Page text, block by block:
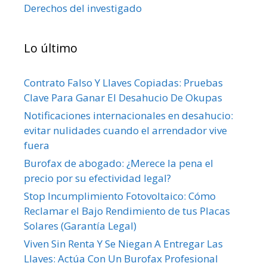
Derechos del investigado
Lo último
Contrato Falso Y Llaves Copiadas: Pruebas
Clave Para Ganar El Desahucio De Okupas
Notificaciones internacionales en desahucio:
evitar nulidades cuando el arrendador vive
fuera
Burofax de abogado: ¿Merece la pena el
precio por su efectividad legal?
Stop Incumplimiento Fotovoltaico: Cómo
Reclamar el Bajo Rendimiento de tus Placas
Solares (Garantía Legal)
Viven Sin Renta Y Se Niegan A Entregar Las
Llaves: Actúa Con Un Burofax Profesional